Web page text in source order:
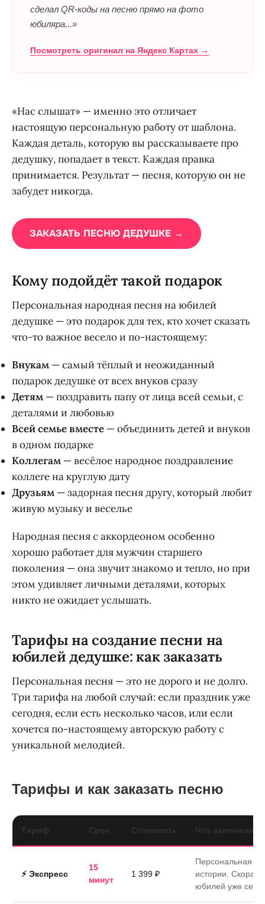
сделал QR-коды на песню прямо на фото
юбиляра...»
Посмотреть оригинал на Яндекс Картах →
«Нас слышат» — именно это отличает
настоящую персональную работу от шаблона.
Каждая деталь, которую вы рассказываете про
дедушку, попадает в текст. Каждая правка
принимается. Результат — песня, которую он не
забудет никогда.
ЗАКАЗАТЬ ПЕСНЮ ДЕДУШКЕ →
Кому подойдёт такой подарок
Персональная народная песня на юбилей
дедушке — это подарок для тех, кто хочет сказать
что-то важное весело и по-настоящему:
Внукам — самый тёплый и неожиданный
подарок дедушке от всех внуков сразу
Детям — поздравить папу от лица всей семьи, с
деталями и любовью
Всей семье вместе — объединить детей и внуков
в одном подарке
Коллегам — весёлое народное поздравление
коллеге на круглую дату
Друзьям — задорная песня другу, который любит
живую музыку и веселье
Народная песня с аккордеоном особенно
хорошо работает для мужчин старшего
поколения — она звучит знакомо и тепло, но при
этом удивляет личными деталями, которых
никто не ожидает услышать.
Тарифы на создание песни на
юбилей дедушке: как заказать
Персональная песня — это не дорого и не долго.
Три тарифа на любой случай: если праздник уже
сегодня, если есть несколько часов, или если
хочется по-настоящему авторскую работу с
уникальной мелодией.
Тарифы и как заказать песню
Тариф Срок Стоимость Что включено
⚡ Экспресс
15
минут
1 399 ₽
Персональная
истории. Скорая
юбилей уже